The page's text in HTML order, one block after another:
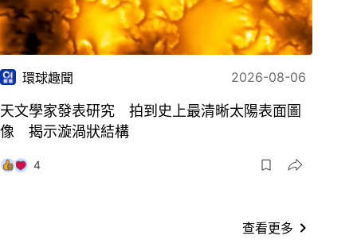
環球趣聞 2026-08-06
天文學家發表研究 拍到史上最清晰太陽表面圖
像 揭示漩渦狀結構
4
查看更多